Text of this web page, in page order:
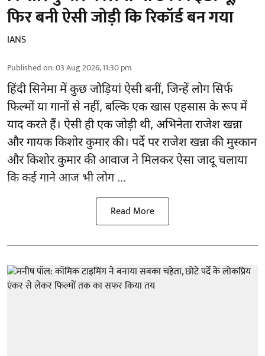
फिर बनी ऐसी जोड़ी कि रिकॉर्ड बन गया
IANS
Published on:03 Aug 2026, 11:30 pm
हिंदी सिनेमा में कुछ जोड़ियां ऐसी बनीं, जिन्हें लोग सिर्फ
फिल्मों या गानों से नहीं, बल्कि एक खास एहसास के रूप में
याद करते हैं। ऐसी ही एक जोड़ी थी, अभिनेता राजेश खन्ना
और गायक किशोर कुमार की। पर्दे पर राजेश खन्ना की मुस्कान
और किशोर कुमार कीआवाजने मिलकर ऐसा जादू चलाया
कि कई गाने आज भी लोग ...
Read More